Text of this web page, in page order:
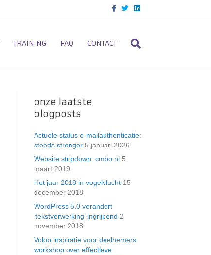
c
o
o
T
i
e
L
n
d
TRAINING FAQ CONTACT
onze laatste
blogposts
Actuele status e-mailauthenticatie:
steeds strenger 5 januari 2026
Website stripdown: cmbo.nl 5
maart 2019
Het jaar 2018 in vogelvlucht 15
december 2018
WordPress 5.0 verandert
’tekstverwerking’ ingrijpend 2
november 2018
Volop inspiratie voor deelnemers
workshop over effectieve